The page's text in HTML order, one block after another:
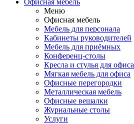
Офисная мебель
Меню
Офисная мебель
Мебель для персонала
Кабинеты руководителей
Мебель для приёмных
Конференц-столы
Кресла и стулья для офиса
Мягкая мебель для офиса
Офисные перегородки
Металлическая мебель
Офисные вешалки
Журнальные столы
Услуги